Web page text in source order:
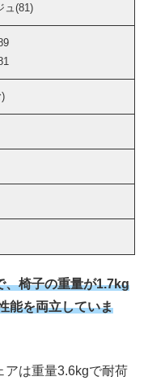
ュ(81)
、椅子の重量が1.7kg
能を両立していま
アは重量3.6kgで耐荷